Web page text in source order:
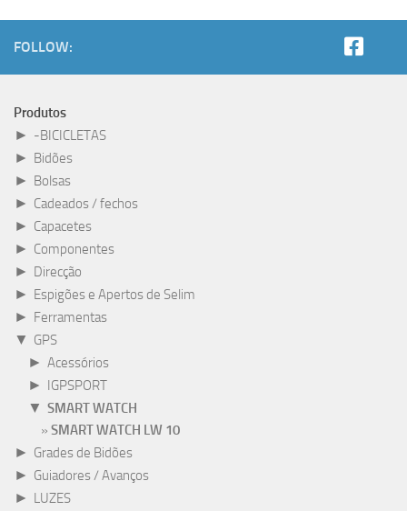
FOLLOW:
Produtos
► -BICICLETAS
► Bidões
► Bolsas
► Cadeados / fechos
► Capacetes
► Componentes
► Direcção
► Espigões e Apertos de Selim
► Ferramentas
▼ GPS
► Acessórios
► IGPSPORT
▼ SMART WATCH
SMART WATCH LW 10
► Grades de Bidões
► Guiadores / Avanços
► LUZES